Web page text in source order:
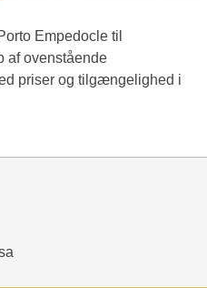
Empedocle til
af ovenstående
priser og tilgængelighed i